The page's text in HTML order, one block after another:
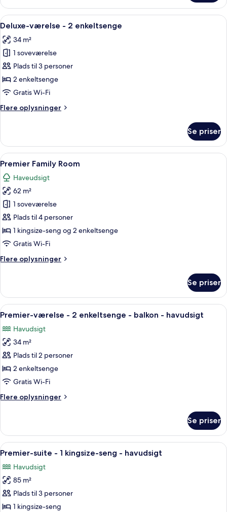
Family
Room
Indlæs
alle
billeder
af
Deluxe-
værelse
-
enkeltsenge
Et moderne hotelværelse med to
4
Deluxe-værelse - 2 enkeltsenge
34 m²
1 soveværelse
Plads til 3 personer
2 enkeltsenge
Gratis Wi-Fi
Flere oplysninger
Flere
værelse
2
Se priser
Indlæs
alle
billeder
af
Premier
Family
Room
Et hotelværelse med en stor seng,
6
Premier Family Room
Haveudsigt
62 m²
1 soveværelse
Plads til 4 personer
1 kingsize-seng og 2 enkeltsenge
Gratis Wi-Fi
Flere oplysninger
Flere
Family
Room
Se priser
Indlæs
alle
billeder
af
Premier-
værelse
-
enkeltsenge
havudsigt
Et moderne hotelværelse med en
5
Premier-værelse - 2 enkeltsenge - balkon - havudsigt
Havudsigt
34 m²
Plads til 2 personer
2 enkeltsenge
Gratis Wi-Fi
Flere oplysninger
Flere
værelse
2
-
balkon
havudsigt
Se priser
Indlæs
alle
billeder
af
Premier-
suite
Et moderne hotelværelse med en
5
Premier-suite - 1 kingsize-seng - havudsigt
Havudsigt
85 m²
Plads til 3 personer
1 kingsize-seng